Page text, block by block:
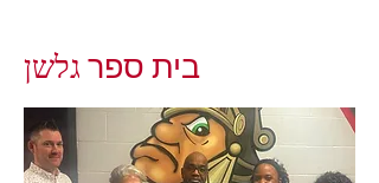
בית ספרגלשן